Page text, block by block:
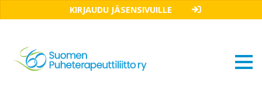
KIRJAUDU JÄSENSIVUILLE